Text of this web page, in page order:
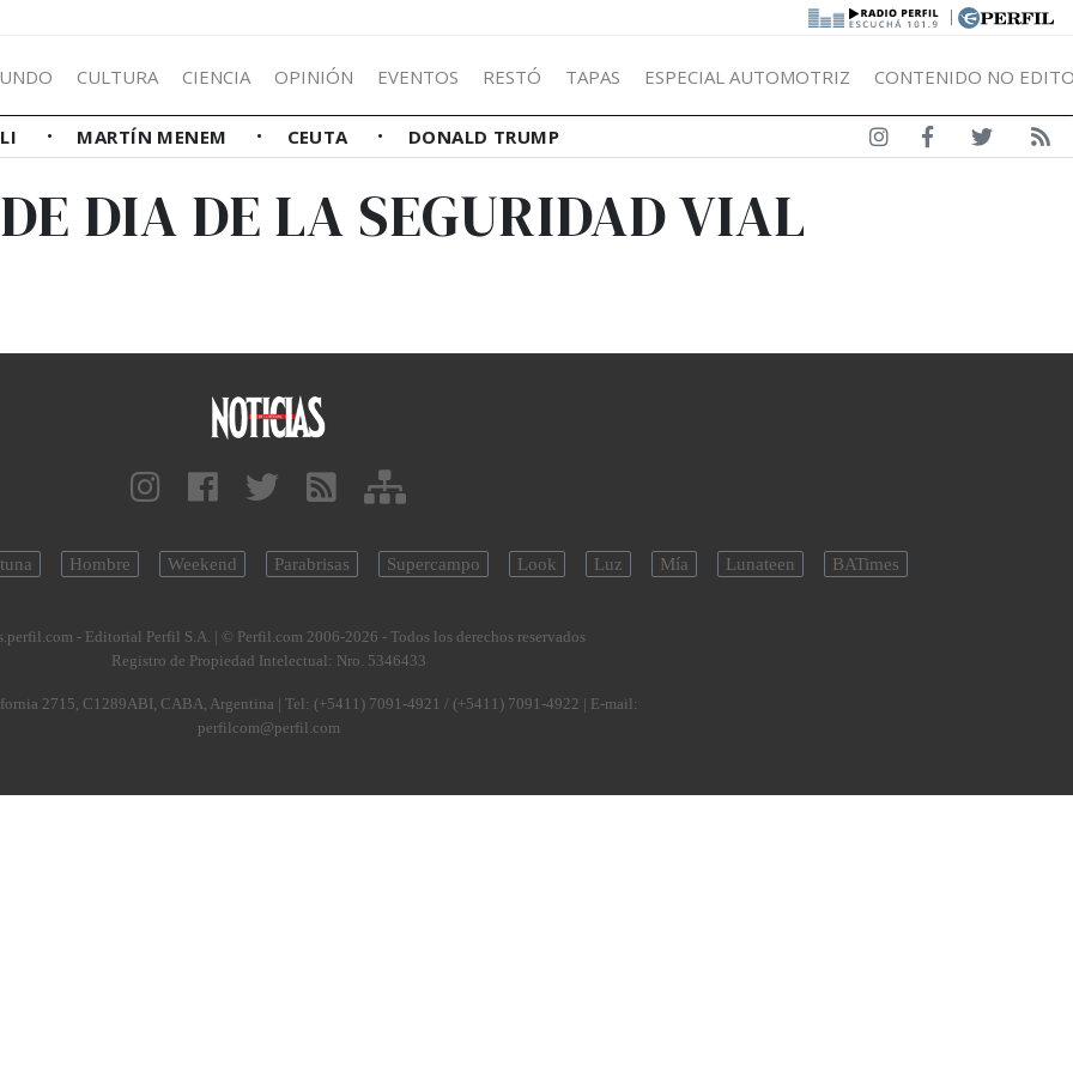
|
CULTURA CIENCIA OPINIÓN EVENTOS RESTÓ TAPAS ESPECIAL AUTOMOTRIZ CONTENIDO NO
MARTÍN MENEM CEUTA DONALD TRUMP
DIA DE LA SEGURIDAD VIAL
Hombre Weekend Parabrisas Supercampo Look Luz Mía Lunateen BATimes
- Editorial Perfil S.A. | © Perfil.com 2006-2026 - Todos los derechos reservados
Registro de Propiedad Intelectual: Nro. 5346433
2715, C1289ABI, CABA, Argentina | Tel: (+5411) 7091-4921 / (+5411) 7091-4922 | E-mail:
perfilcom@perfil.com